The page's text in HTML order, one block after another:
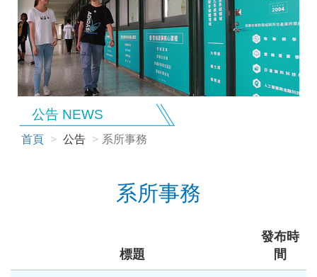
公告 NEWS
首頁 公告 系所事務
系所事務
標題
發布時
間